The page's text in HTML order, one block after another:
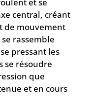
central, créant
de mouvement
rassemble
pressant les
se résoudre
que
et en cours